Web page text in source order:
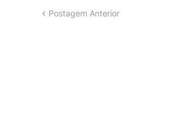
Postagem Anterior